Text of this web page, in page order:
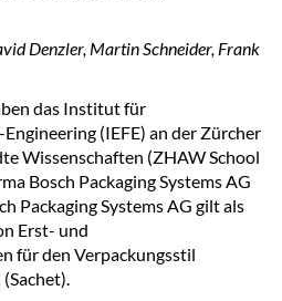
Denzler, Martin Schneider, Frank
das Institut für
(IEFE) an der Zürcher
Wissenschaften (ZHAW School
Bosch Packaging Systems AG
Packaging Systems AG gilt als
Erst- und
für den Verpackungsstil